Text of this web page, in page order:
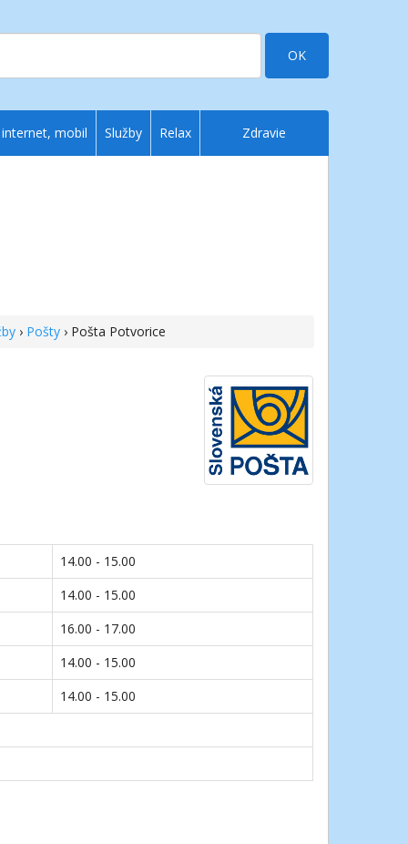
OK
› Pošty › Pošta Potvorice
14.00 - 15.00
14.00 - 15.00
16.00 - 17.00
14.00 - 15.00
14.00 - 15.00
internet, mobil Služby Relax Zdravie